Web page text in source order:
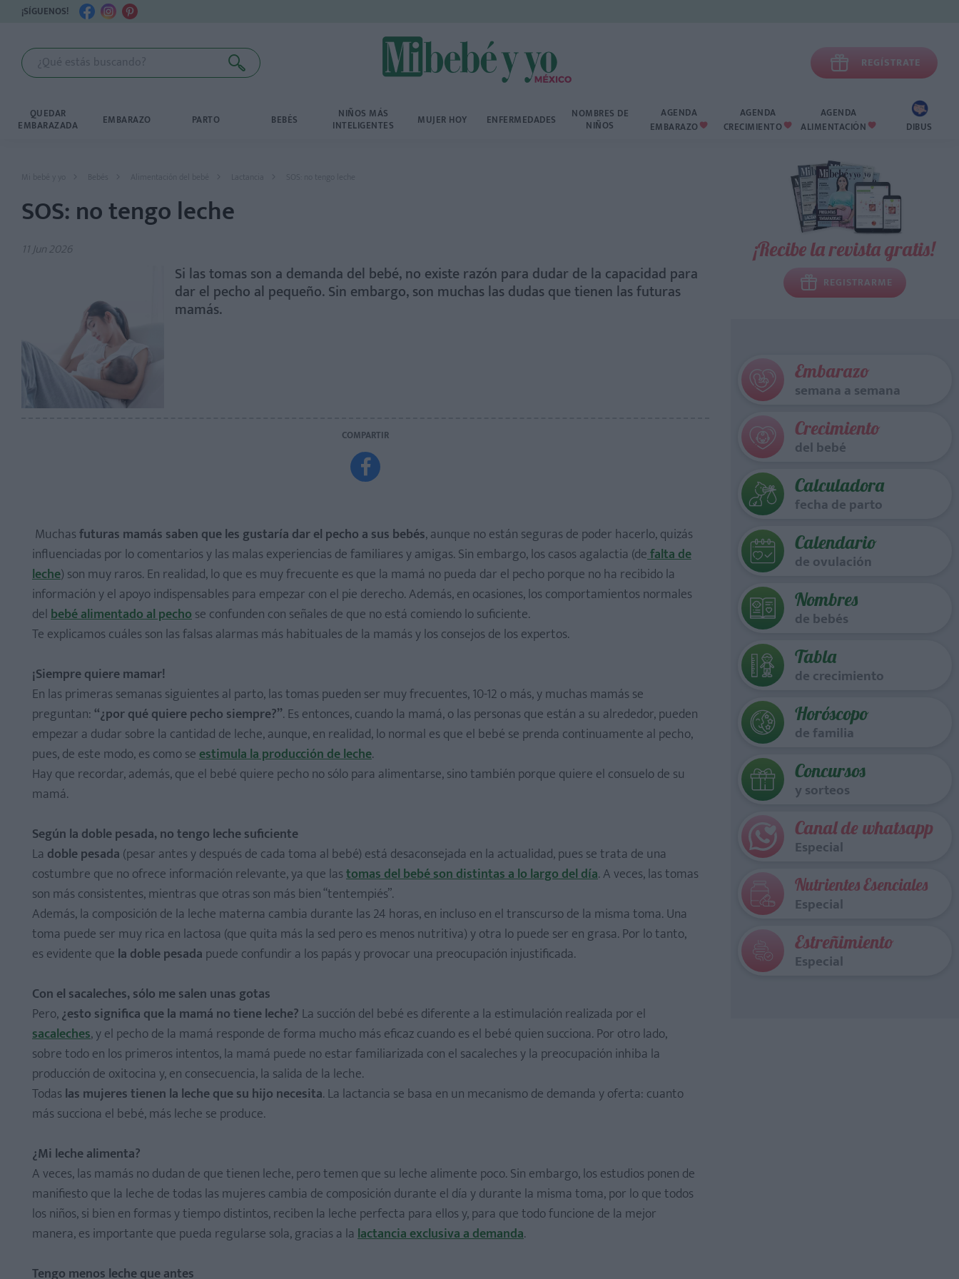
¡SÍGUENOS!
 REGÍSTRATE
QUEDAR
EMBARAZADA EMBARAZO PARTO BEBÉS NIÑOS MÁS
INTELIGENTES MUJER HOY ENFERMEDADES NOMBRES DE
NIÑOS
AGENDA
EMBARAZO 
AGENDA
CRECIMIENTO 
AGENDA
ALIMENTACIÓN  DIBUS
Mi bebé y yo Bebés Alimentación del bebé Lactancia SOS: no tengo leche
SOS: no tengo leche
11 Jun 2026
Si las tomas son a demanda del bebé, no existe razón para dudar de la capacidad para
dar el pecho al pequeño. Sin embargo, son muchas las dudas que tienen las futuras
mamás.
COMPARTIR

​ Muchasfuturas mamás saben que les gustaría dar el pecho a sus bebés, aunque no están seguras de poder hacerlo, quizás
influenciadas por lo comentarios y las malas experiencias de familiares y amigas. Sin embargo, los casos agalactia (defalta de
leche) son muy raros. En realidad, lo que es muy frecuente es que la mamá no pueda dar el pecho porque no ha recibido la
información y el apoyo indispensables para empezar con el pie derecho. Además, en ocasiones, los comportamientos normales
delbebé alimentado al pechose confunden con señales de que no está comiendo lo suficiente.
Te explicamos cuáles son las falsas alarmas más habituales de la mamás y los consejos de los expertos.
¡Siempre quiere mamar!
En las primeras semanas siguientes al parto, las tomas pueden ser muy frecuentes, 10-12 o más, y muchas mamás se
preguntan:“¿por qué quiere pecho siempre?”. Es entonces, cuando la mamá, o las personas que están a su alrededor, pueden
empezar a dudar sobre la cantidad de leche, aunque, en realidad, lo normal es que el bebé se prenda continuamente al pecho,
pues, de este modo, es como seestimula la producción de leche.
Hay que recordar, además, que el bebé quiere pecho no sólo para alimentarse, sino también porque quiere el consuelo de su
mamá.
Según la doble pesada, no tengo leche suficiente
La doble pesada (pesar antes y después de cada toma al bebé) está desaconsejada en la actualidad, pues se trata de una
costumbre que no ofrece información relevante, ya que lastomas del bebé son distintas a lo largo del día. A veces, las tomas
son más consistentes, mientras que otras son más bien “tentempiés”.
Además, la composición de la leche materna cambia durante las 24 horas, en incluso en el transcurso de la misma toma. Una
toma puede ser muy rica en lactosa (que quita más la sed pero es menos nutritiva) y otra lo puede ser en grasa. Por lo tanto,
es evidente que la doble pesada puede confundir a los papás y provocar una preocupación injustificada.
Con el sacaleches, sólo me salen unas gotas
Pero,¿esto significa que la mamá no tiene leche? La succión del bebé es diferente a la estimulación realizada por el
sacaleches, y el pecho de la mamá responde de forma mucho más eficaz cuando es el bebé quien succiona. Por otro lado,
sobre todo en los primeros intentos, la mamá puede no estar familiarizada con el sacaleches y la preocupación inhiba la
producción de oxitocina y, en consecuencia, la salida de la leche.
Todas las mujeres tienen la leche que su hijo necesita. La lactancia se basa en un mecanismo de demanda y oferta: cuanto
más succiona el bebé, más leche se produce.
¿Mi leche alimenta?
A veces, las mamás no dudan de que tienen leche, pero temen que su leche alimente poco. Sin embargo, los estudios ponen de
manifiesto que la leche de todas las mujeres cambia de composición durante el día y durante la misma toma, por lo que todos
los niños, si bien en formas y tiempo distintos, reciben la leche perfecta para ellos y, para que todo funcione de la mejor
manera, es importante que pueda regularse sola, gracias a la lactancia exclusiva a demanda.
Tengo menos leche que antes
¡Recibe la revista gratis!
REGISTRARME
Embarazo
semana a semana
Crecimiento
del bebé
Calculadora
fecha de parto
Calendario
de ovulación
Nombres
de bebés
Tabla
de crecimiento
Horóscopo
de familia
Concursos
y sorteos
Canal de whatsapp
Especial
Nutrientes Esenciales
Especial
Estreñimiento
Especial